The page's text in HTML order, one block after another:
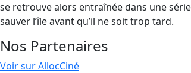
se retrouve alors entraînée dans une
sauver l’île avant qu’il ne soit trop tard.
Nos Partenaires
Voir sur AllocCiné